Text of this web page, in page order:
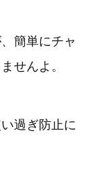
簡単にチャ
せんよ。
過ぎ防止に